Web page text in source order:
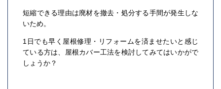
短縮できる理由は廃材を撤去・処分する手間が発生しな
いため。
1日でも早く屋根修理・リフォームを済ませたいと感じ
ている方は、屋根カバー工法を検討してみてはいかがで
しょうか？